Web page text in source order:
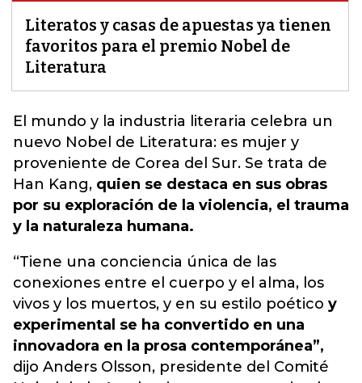
Literatos y casas de apuestas ya tienen
favoritos para el premio Nobel de
Literatura
El mundo y la industria literaria cele bra un
nuevo Nobel de Literatura: es mujer y
proveniente de Corea del Sur. Se trata de
Han Kang, quien se destaca en sus obras
por su exploración de la violencia, el trauma
y la naturaleza humana.
“Tiene una conciencia única de las
conexiones entre el cuerpo y el alma, los
vivos y los muertos, y en su estilo poético y
experimental se ha convertido en una
innovadora en la prosa contemporánea”,
dijo Anders Olsson, presidente del Comité